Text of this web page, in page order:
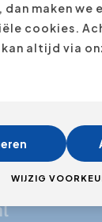
maken we
cookies.
kan altijd via
WIJZIG